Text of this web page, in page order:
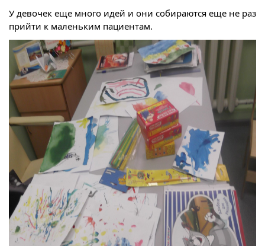
У девочек еще много идей и они собираются еще не раз
прийти к маленьким пациентам.